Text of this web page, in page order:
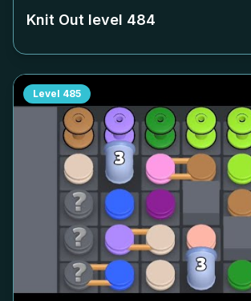
Knit Out level 484
Level 485